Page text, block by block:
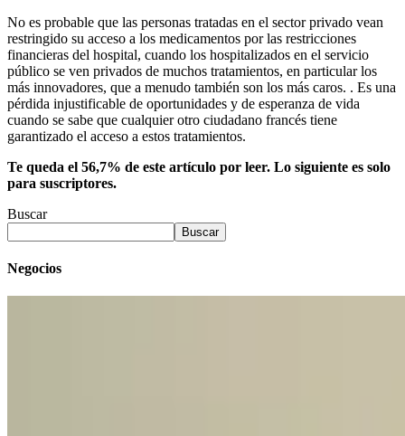
No es probable que las personas tratadas en el sector privado vean
restringido su acceso a los medicamentos por las restricciones
financieras del hospital, cuando los hospitalizados en el servicio
público se ven privados de muchos tratamientos, en particular los
más innovadores, que a menudo también son los más caros. . Es una
pérdida injustificable de oportunidades y de esperanza de vida
cuando se sabe que cualquier otro ciudadano francés tiene
garantizado el acceso a estos tratamientos.
Te queda el 56,7% de este artículo por leer. Lo siguiente es solo
para suscriptores.
Buscar
Buscar
Negocios